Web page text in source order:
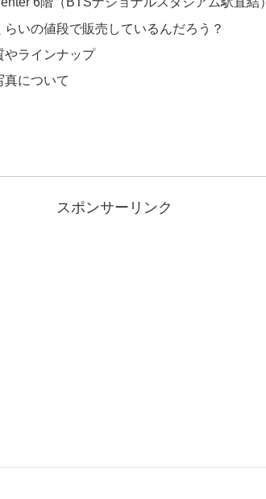
らいの値段で販売しているんだろう？
やラインナップ
真について
スポンサーリンク